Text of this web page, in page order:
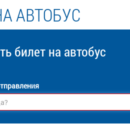
АВТОБУС
билет на автобус